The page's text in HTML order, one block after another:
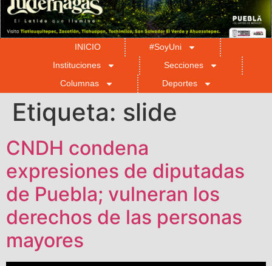
INICIO
#SoyUni
Instituciones
Secciones
Columnas
Deportes
Etiqueta: slide
CNDH condena
expresiones de diputadas
de Puebla; vulneran los
derechos de las personas
mayores